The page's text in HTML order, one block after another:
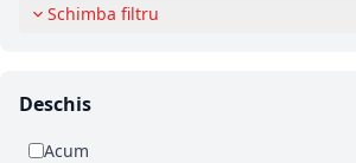
Schimba filtru
Deschis
Acum